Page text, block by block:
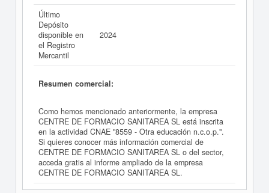
Último
Depósito
disponible en
el Registro
Mercantil
2024
Resumen comercial:
Como hemos mencionado anteriormente, la empresa
CENTRE DE FORMACIO SANITAREA SL está inscrita
en la actividad CNAE "8559 - Otra educación n.c.o.p.".
Si quieres conocer más información comercial de
CENTRE DE FORMACIO SANITAREA SL o del sector,
acceda gratis al informe ampliado de la empresa
CENTRE DE FORMACIO SANITAREA SL.